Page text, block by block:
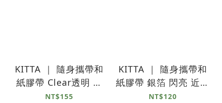
KITTA ｜ 隨身攜帶和
紙膠帶 Clear透明 甜
點 Oyatsuya設計款
NT$155
KITTA ｜ 隨身攜帶和
紙膠帶 銀箔 閃亮 近藤
百惠設計款
NT$120